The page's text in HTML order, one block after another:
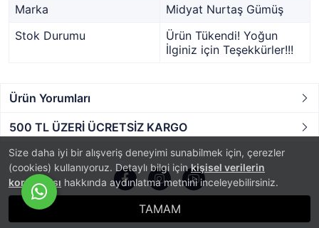
Size daha iyi bir alışveriş deneyimi sunabilmek için, çerezler
(cookies) kullanıyoruz. Detaylı bilgi içinkişisel verilerin
korunması hakkında aydınlatma metnini inceleyebilirsiniz.
TAMAM
Marka
Midyat Nurtaş Gümüş
Stok Durumu
Ürün Tükendi! Yoğun
İlginiz için Teşekkürler!!!
Ürün Yorumları
500 TL ÜZERİ ÜCRETSİZ KARGO
E-Ticaret Sistemi